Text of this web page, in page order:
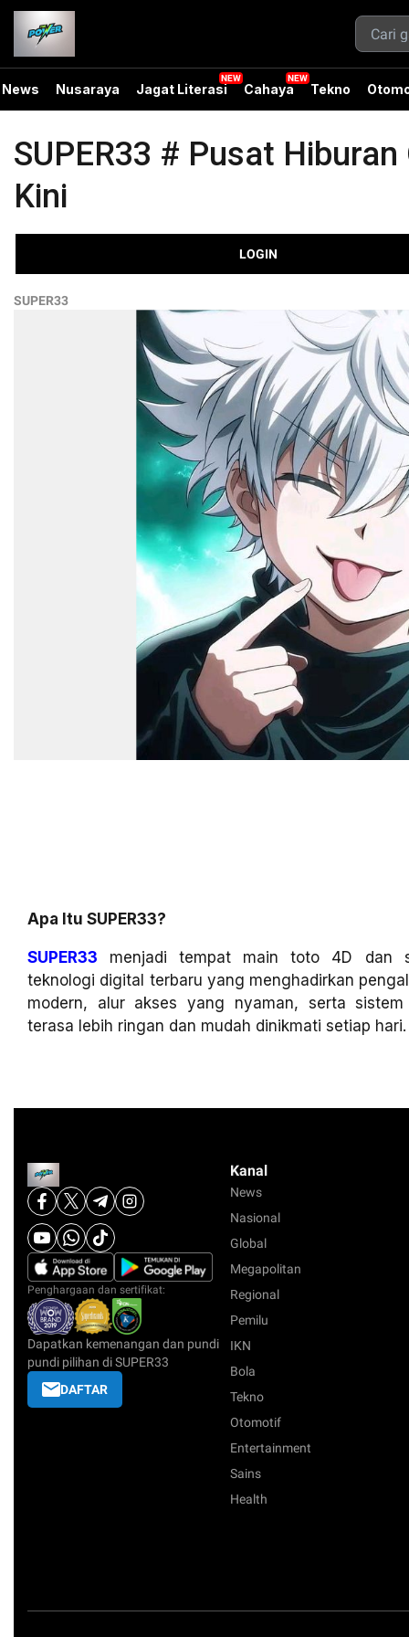
News Nusaraya Jagat Literasi Cahaya Tekno
SUPER33 # Pusat
Kini
LOGIN
SUPER33
Apa Itu SUPER33?
SUPER33 menjadi tempat main toto 4D dan
teknologi digital terbaru yang menghadirkan
modern, alur akses yang nyaman, serta
terasa lebih ringan dan mudah dinikmati setiap hari.
Penghargaan dan sertifikat:
Dapatkan kemenangan dan pundi
pundi pilihan di SUPER33
DAFTAR
Kanal
News
Nasional
Global
Megapolitan
Regional
Pemilu
IKN
Bola
Tekno
Otomotif
Entertainment
Sains
Health